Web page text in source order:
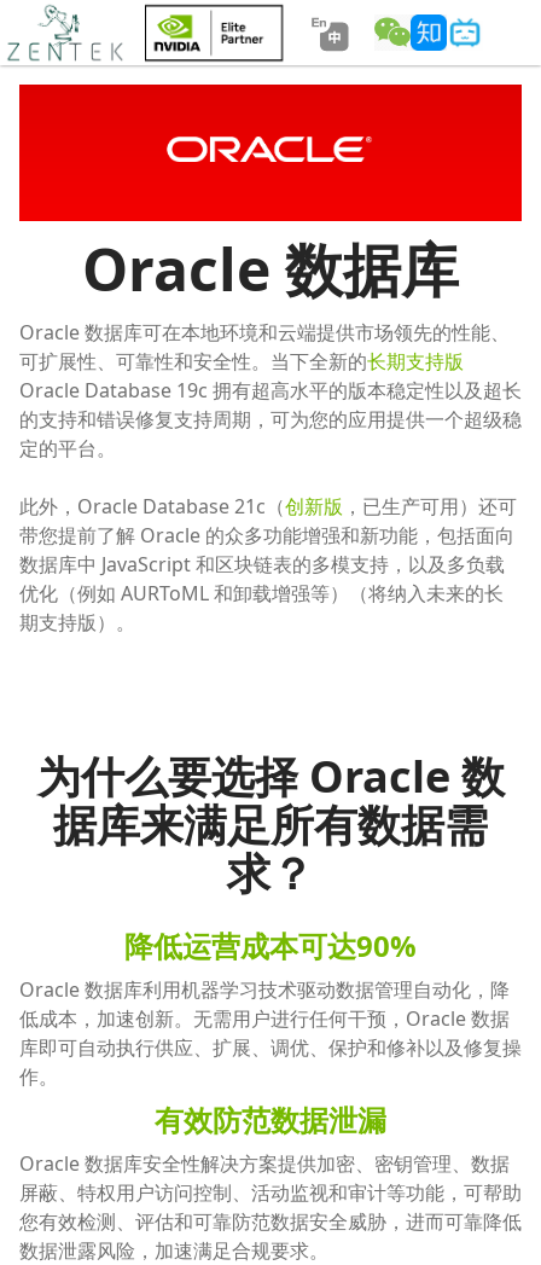
Oracle 数据库
Oracle 数据库可在本地环境和云端提供市场领先的性能、
可扩展性、可靠性和安全性。当下全新的长期支持版
Oracle Database 19c 拥有超高水平的版本稳定性以及超长
的支持和错误修复支持周期，可为您的应用提供一个超级稳
定的平台。
此外，Oracle Database 21c（创新版 ，已生产可用）还可
带您提前了解 Oracle 的众多功能增强和新功能，包括面向
数据库中 JavaScript 和区块链表的多模支持，以及多负载
优化（例如 AURToML 和卸载增强等）（将纳入未来的长
期支持版）。
为什么要选择 Oracle 数
据库来满足所有数据需
求？
降低运营成本可达90%
Oracle 数据库利用机器学习技术驱动数据管理自动化，降
低成本，加速创新。无需用户进行任何干预，Oracle 数据
库即可自动执行供应、扩展、调优、保护和修补以及修复操
作。
有效防范数据泄漏
Oracle 数据库安全性解决方案提供加密、密钥管理、数据
屏蔽、特权用户访问控制、活动监视和审计等功能，可帮助
您有效检测、评估和可靠防范数据安全威胁，进而可靠降低
数据泄露风险，加速满足合规要求。